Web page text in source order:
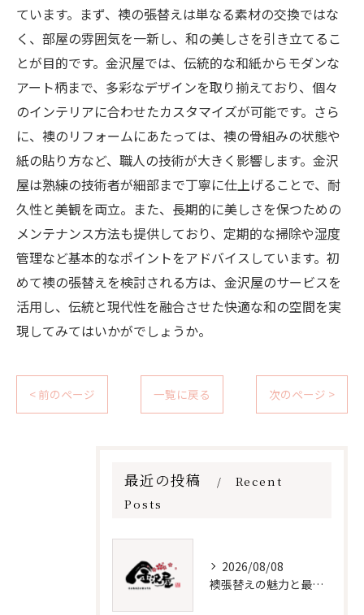
ています。まず、襖の張替えは単なる素材の交換ではな
く、部屋の雰囲気を一新し、和の美しさを引き立てるこ
とが目的です。金沢屋では、伝統的な和紙からモダンな
アート柄まで、多彩なデザインを取り揃えており、個々
のインテリアに合わせたカスタマイズが可能です。さら
に、襖のリフォームにあたっては、襖の骨組みの状態や
紙の貼り方など、職人の技術が大きく影響します。金沢
屋は熟練の技術者が細部まで丁寧に仕上げることで、耐
久性と美観を両立。また、長期的に美しさを保つための
メンテナンス方法も提供しており、定期的な掃除や湿度
管理など基本的なポイントをアドバイスしています。初
めて襖の張替えを検討される方は、金沢屋のサービスを
活用し、伝統と現代性を融合させた快適な和の空間を実
現してみてはいかがでしょうか。
< 前のページ 一覧に戻る 次のページ >
最近の投稿
Recent
Posts
2026/08/08
襖張替えの魅力と最新デザイン技術